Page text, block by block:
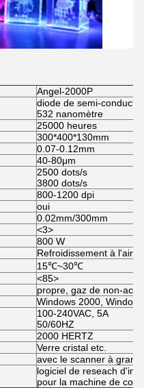
Angel-2000P
diode de semi-
532 nanomètre
25000 heures
300*400*130mm
0.07-0.12mm
40-80μm
2500 dots/s
3800 dots/s
800-1200 dpi
oui
0.02mm/300mm
<3>
800 W
Refroidissement à l'air
15℃~30℃
<85>
propre, gaz de non-
Windows 2000,
100-240VAC, 5A
50/60HZ
2000 HERTZ
Verre cristal etc.
avec le scanner à
logiciel de reseach
pour la machine de